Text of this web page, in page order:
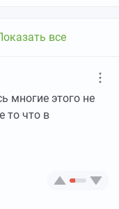
все
многие этого не
то что в